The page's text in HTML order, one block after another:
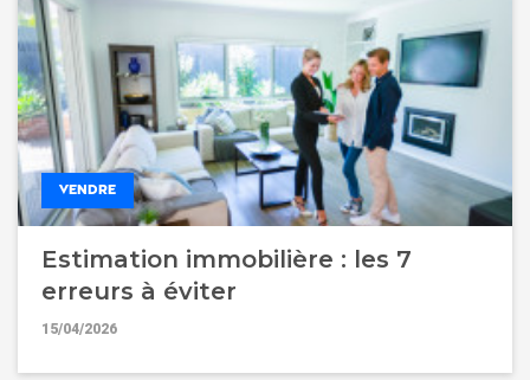
VENDRE
Estimation immobilière : les 7
erreurs à éviter
15/04/2026